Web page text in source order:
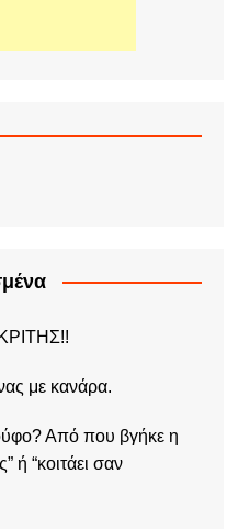
με κανάρα.
Από που βγήκε η
ή “κοιτάει σαν